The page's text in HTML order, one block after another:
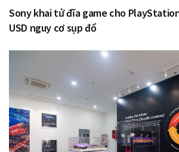
Sony khai tử đĩa game cho
USD nguy cơ sụp đổ